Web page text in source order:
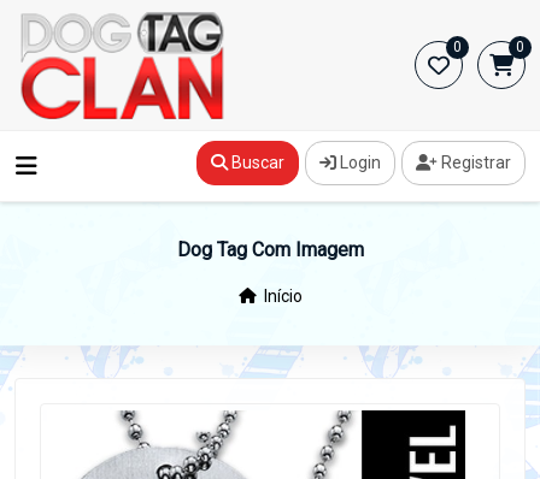
0 0
Buscar Login Registrar
Dog Tag Com Imagem
Início